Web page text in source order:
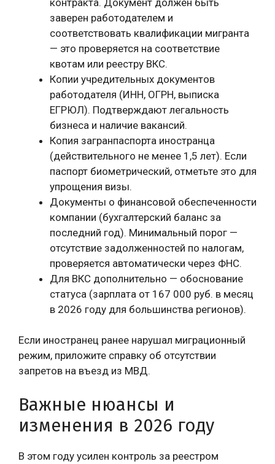
заверен работодателем и
соответствовать квалификации мигранта
— это проверяется на соответствие
квотам или реестру ВКС.
Копии учредительных документов
работодателя (ИНН, ОГРН, выписка
ЕГРЮЛ). Подтверждают легальность
бизнеса и наличие вакансий.
Копия загранпаспорта иностранца
(действительного не менее 1,5 лет). Если
паспорт биометрический, отметьте это для
упрощения визы.
Документы о финансовой обеспеченности
компании (бухгалтерский баланс за
последний год). Минимальный порог —
отсутствие задолженностей по налогам,
проверяется автоматически через ФНС.
Для ВКС дополнительно — обоснование
статуса (зарплата от 167 000 руб. в месяц
в 2026 году для большинства регионов).
Если иностранец ранее нарушал миграционный
режим, приложите справку об отсутствии
запретов на въезд из МВД.
Важные нюансы и
изменения в 2026 году
В этом году усилен контроль за реестром